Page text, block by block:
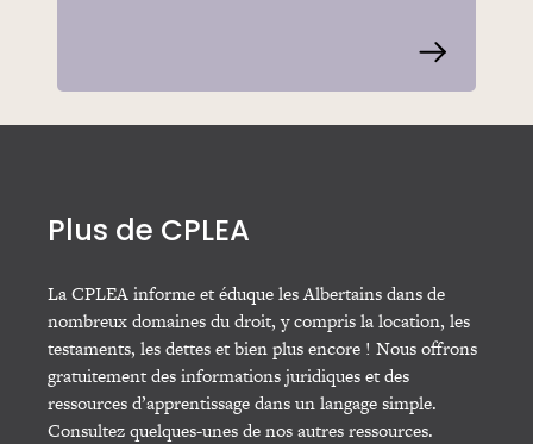
Plus de CPLEA
La CPLEA informe et éduque les Albertains dans de
nombreux domaines du droit, y compris la location, les
testaments, les dettes et bien plus encore ! Nous offrons
gratuitement des informations juridiques et des
ressources d’apprentissage dans un langage simple.
Consultez quelques-unes de nos autres ressources.